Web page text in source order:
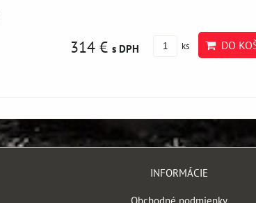
314 € s DPH ks DO
INFORMÁCIE
Obchodné podmienky